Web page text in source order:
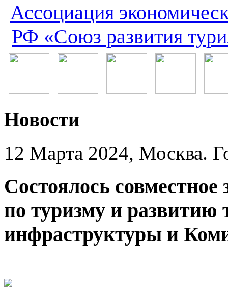
Ассоциация
РФ «Союз развития
Новости
12 Марта 2024, Москва.
Состоялось
по туризму и развитию
инфраструктуры и